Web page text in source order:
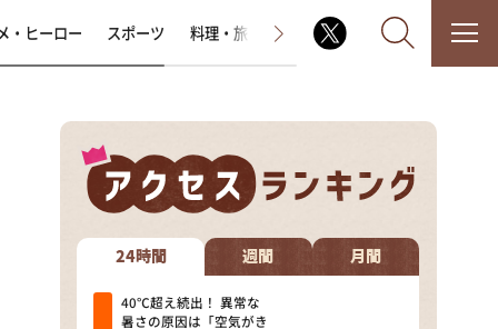
なるみ・岡村の過ぎるTV
相席食堂
これ余談なんですけど・・・
・ヒーロー スポーツ 料理・旅 ラジオ番組 その他
24時間 週間 月間
40℃超え続出！ 異常な
暑さの原因は「空気がき